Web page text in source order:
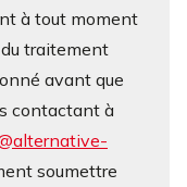
à tout moment
traitement
avant que
contactant à
soumettre